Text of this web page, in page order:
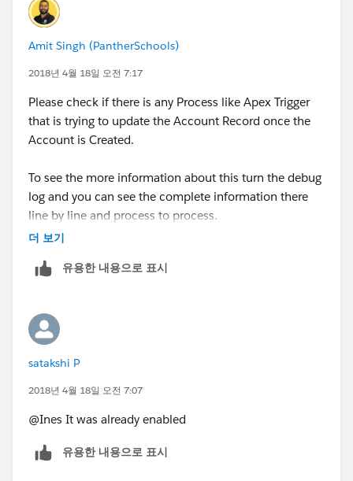
Amit Singh (PantherSchools)
2018년 4월 18일 오전 7:17
Please check if there is any Process like Apex Trigger
that is trying to update the Account Record once the
Account is Created.
To see the more information about this turn the debug
log and you can see the complete information there
line by line and process to process.
더 보기
유용한 내용으로 표시
satakshi P
2018년 4월 18일 오전 7:07
@Ines It was already enabled
유용한 내용으로 표시